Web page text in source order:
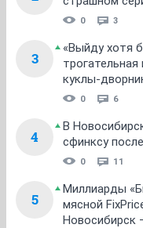
0 3
3
«Выйду хотя
трогательная
куклы-
0 6
4
В
сфинксу
0 11
5
Миллиарды
мясной
Новосибирск